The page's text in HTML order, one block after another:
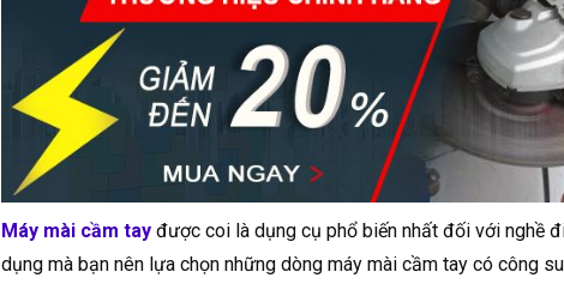
Máy mài cầm tayđược coi là dụng cụ phổ biến nhất đối với nghề
dụng mà bạn nên lựa chọn những dòng máy mài cầm tay có công